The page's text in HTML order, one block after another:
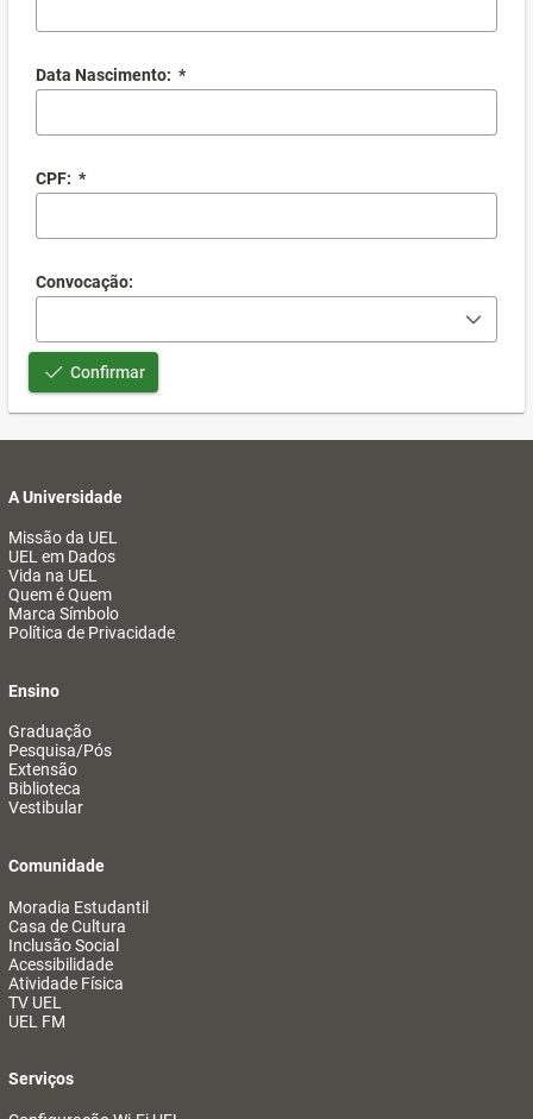
Data Nascimento: *
CPF: *
Convocação:
Confirmar
A Universidade
Missão da UEL
UEL em Dados
Vida na UEL
Quem é Quem
Marca Símbolo
Política de Privacidade
Ensino
Graduação
Pesquisa/Pós
Extensão
Biblioteca
Vestibular
Comunidade
Moradia Estudantil
Casa de Cultura
Inclusão Social
Acessibilidade
Atividade Física
TV UEL
UEL FM
Serviços